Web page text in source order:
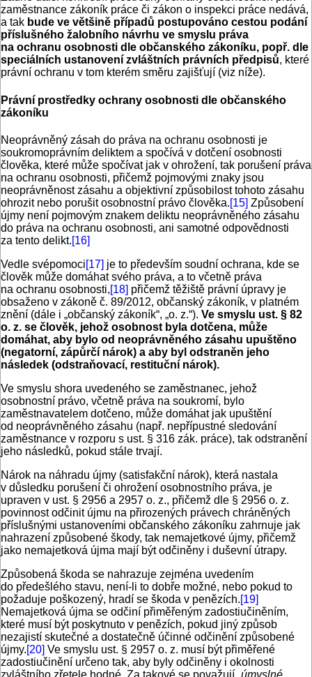
zaměstnance zákoník práce či zákon o inspekci práce nedává,
a tak bude ve většině případů postupováno cestou podání
příslušného žalobního návrhu ve smyslu práva
na ochranu osobnosti dle občanského zákoníku, popř. dle
speciálních ustanovení zvláštních právních předpisů, které
právní ochranu v tom kterém směru zajišťují (viz níže).
Právní prostředky ochrany osobnosti dle občanského
zákoníku
Neoprávněný zásah do práva na ochranu osobnosti je
soukromoprávním deliktem a spočívá v dotčení osobnosti
člověka, které může spočívat jak v ohrožení, tak porušení práva
na ochranu osobnosti, přičemž pojmovými znaky jsou
neoprávněnost zásahu a objektivní způsobilost tohoto zásahu
ohrozit nebo porušit osobnostní právo člověka.[15] Způsobení
újmy není pojmovým znakem deliktu neoprávněného zásahu
do práva na ochranu osobnosti, ani samotné odpovědnosti
za tento delikt.[16]
Vedle svépomoci[17] je to především soudní ochrana, kde se
člověk může domáhat svého práva, a to včetně práva
na ochranu osobnosti,[18] přičemž těžiště právní úpravy je
obsaženo v zákoně č. 89/2012, občanský zákoník, v platném
znění (dále i „občanský zákoník“, „o. z.“). Ve smyslu ust. § 82
o. z. se člověk, jehož osobnost byla dotčena, může
domáhat, aby bylo od ne­oprávněného zásahu upuštěno
(negatorní, zápůrčí nárok) a aby byl odstraněn jeho
následek (odstraňovací, restituční nárok).
Ve smyslu shora uvedeného se zaměstnanec, jehož
osobnostní právo, včetně práva na soukromí, bylo
zaměstnavatelem dotčeno, může domáhat jak upuštění
od neoprávněného zásahu (např. nepřípustné sledování
zaměstnance v rozporu s ust. § 316 zák. práce), tak odstranění
jeho následků, pokud stále trvají.
Nárok na náhradu újmy (satisfakční nárok), která nastala
v důsledku porušení či ohrožení osobnostního práva, je
upraven v ust. § 2956 a 2957 o. z., přičemž dle § 2956 o. z.
povinnost odčinit újmu na přirozených právech chráněných
příslušnými ustanoveními občanského zákoníku zahrnuje jak
nahrazení způsobené škody, tak nemajetkové újmy, přičemž
jako nemajetková újma mají být odčiněny i duševní útrapy.
Způsobená škoda se nahrazuje zejména uvedením
do předešlého stavu, není-li to dobře možné, nebo pokud to
požaduje poškozený, hradí se škoda v penězích.[19]
Nemajetková újma se odčiní přiměřeným zadostiučiněním,
které musí být poskytnuto v penězích, pokud jiný způsob
nezajistí skutečné a dostatečně účinné odčinění způsobené
újmy.[20] Ve smyslu ust. § 2957 o. z. musí být přiměřené
zadostiučinění určeno tak, aby byly odčiněny i okolnosti
zvláštního zřetele hodné. Za takové se považují „úmyslné